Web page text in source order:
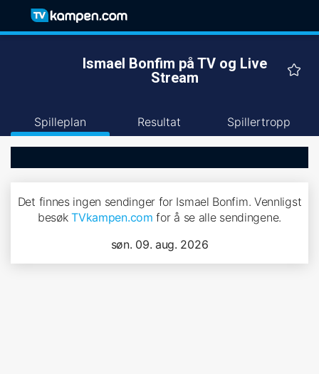
Ismael Bonfim på TV og Live
Stream
Spilleplan Resultat Spillertropp
Det finnes ingen sendinger for Ismael Bonfim. Vennligst
besøkTVkampen.com for å se alle sendingene.
søn. 09. aug. 2026